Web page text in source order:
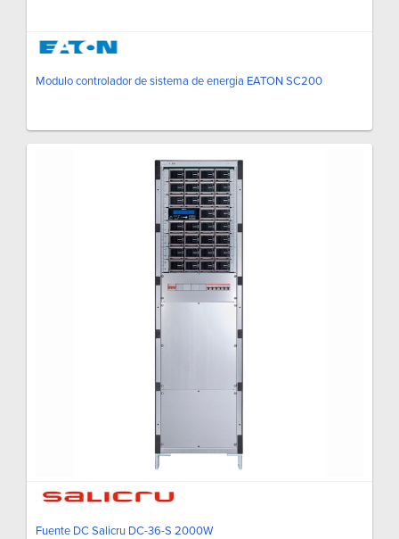
Modulo controlador de sistema de energia EATON SC200
Fuente DC Salicru DC-36-S 2000W